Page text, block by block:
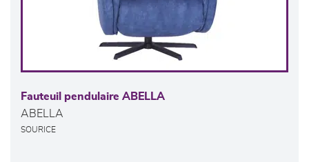
Fauteuil pendulaire ABELLA
ABELLA
SOURICE